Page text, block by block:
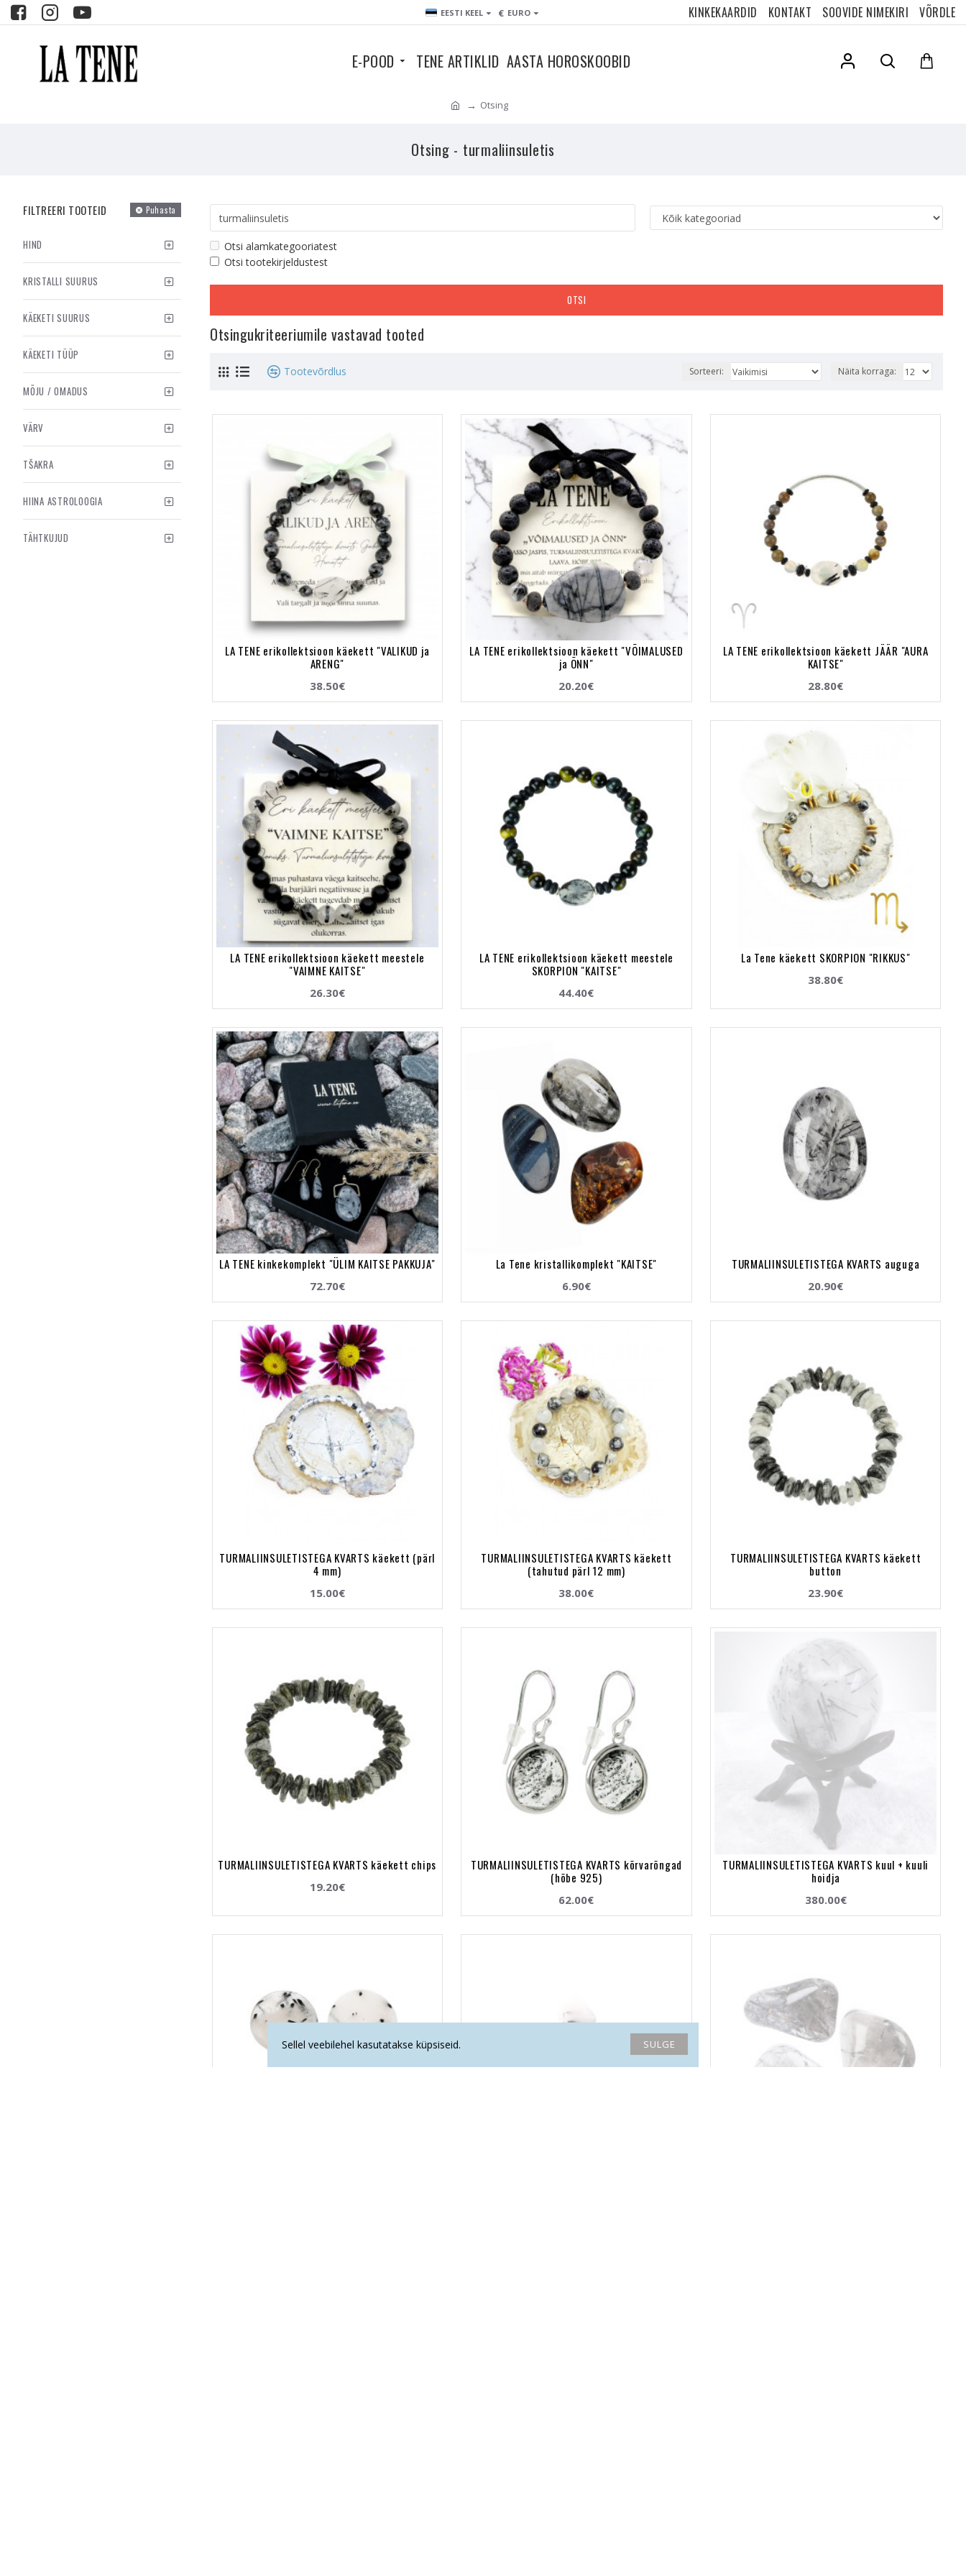
EESTI KEEL € EURO KINKEKAARDID KONTAKT SOOVIDE NIMEKIRI VÕRDLE
E-POOD TENE ARTIKLID AASTA HOROSKOOBID
Otsing
Otsing - turmaliinsuletis
FILTREERI TOOTEID Puhasta
HIND
KRISTALLI SUURUS
KÄEKETI SUURUS
KÄEKETI TÜÜP
MÕJU / OMADUS
VÄRV
TÄHTKUJUD
TŠAKRA
HIINA ASTROLOOGIA
Otsi alamkategooriatest
Otsi tootekirjeldustest
OTSI
Otsingukriteeriumile vastavad tooted
Tootevõrdlus Sorteeri: Näita korraga:
LA TENE erikollektsioon käekett "VALIKUD ja
ARENG"
38.50€
LA TENE erikollektsioon käekett "VÕIMALUSED
ja ÕNN"
20.20€
LA TENE erikollektsioon käekett JÄÄR "AURA
KAITSE"
28.80€
LA TENE erikollektsioon käekett meestele
"VAIMNE KAITSE"
26.30€
LA TENE erikollektsioon käekett meestele
SKORPION "KAITSE"
44.40€
La Tene käekett SKORPION "RIKKUS"
38.80€
LA TENE kinkekomplekt "ÜLIM KAITSE PAKKUJA"
72.70€
La Tene kristallikomplekt "KAITSE"
6.90€
TURMALIINSULETISTEGA KVARTS auguga
20.90€
TURMALIINSULETISTEGA KVARTS käekett (pärl
4 mm)
15.00€
TURMALIINSULETISTEGA KVARTS käekett
(tahutud pärl 12 mm)
38.00€
TURMALIINSULETISTEGA KVARTS käekett
button
23.90€
TURMALIINSULETISTEGA KVARTS käekett chips
19.20€
TURMALIINSULETISTEGA KVARTS kõrvarõngad
(hõbe 925)
62.00€
TURMALIINSULETISTEGA KVARTS kuul + kuuli
hoidja
380.00€
SULGE
Sellel veebilehel kasutatakse küpsiseid.